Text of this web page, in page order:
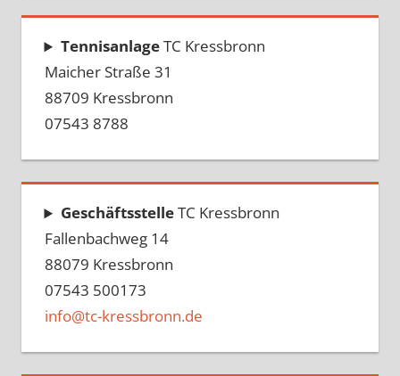
TennisanlageTC Kressbronn
Maicher Straße 31
88709 Kressbronn
07543 8788
GeschäftsstelleTC Kressbronn
Fallenbachweg 14
88079 Kressbronn
07543 500173
info@tc-kressbronn.de